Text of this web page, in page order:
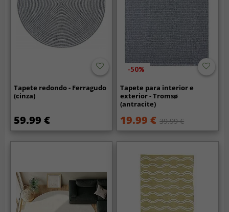
Tapete redondo - Ferragudo
(cinza)
59.99 €
-50%
Tapete para interior e
exterior - Tromsø
(antracite)
19.99 € 39.99 €